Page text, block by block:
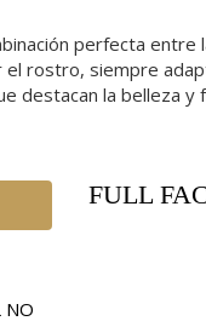
perfecta
rostro, siempre
destacan la belleza
NO
FULL